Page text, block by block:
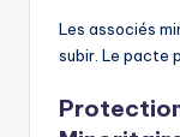
Les associés
subir. Le pacte